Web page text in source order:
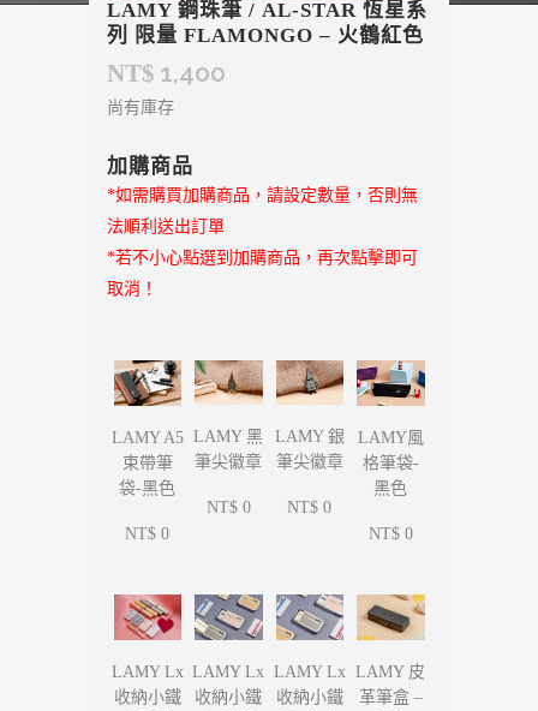
LAMY 鋼珠筆 / AL-STAR 恆星系
列 限量 FLAMONGO – 火鶴紅色
NT$ 1,400
尚有庫存
加購商品
*如需購買加購商品，請設定數量，否則無
法順利送出訂單
*若不小心點選到加購商品，再次點擊即可
取消！
LAMY A5
束帶筆
袋-黑色
NT$ 0
LAMY 黑
筆尖徽章
NT$ 0
LAMY 銀
筆尖徽章
NT$ 0
LAMY風
格筆袋-
黑色
NT$ 0
LAMY Lx
收納小鐵
LAMY Lx
收納小鐵
LAMY Lx
收納小鐵
LAMY 皮
革筆盒 –